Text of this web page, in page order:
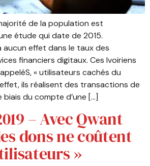
de la population est
étude qui date de 2015.
aucun effet dans le taux des
financiers digitaux. Ces Ivoiriens
« utilisateurs cachés du
ils réalisent des transactions de
du compte d’une […]
– Avec Qwant
dons ne coûtent
»